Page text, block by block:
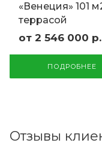
«Венеция» 101
террасой
от 2 546 000 р.
ПОДРОБНЕЕ
Отзывы